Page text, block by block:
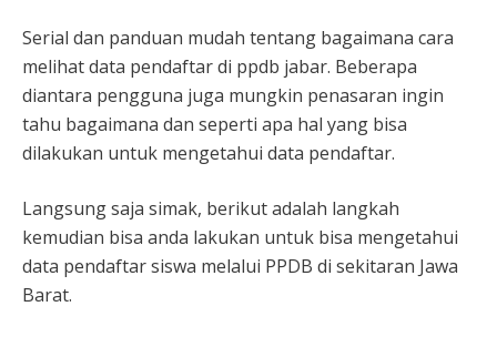
Serial dan panduan mudah tentang bagaimana cara
melihat data pendaftar di ppdb jabar. Beberapa
diantara pengguna juga mungkin penasaran ingin
tahu bagaimana dan seperti apa hal yang bisa
dilakukan untuk mengetahui data pendaftar.
Langsung saja simak, berikut adalah langkah
kemudian bisa anda lakukan untuk bisa mengetahui
data pendaftar siswa melalui PPDB di sekitaran Jawa
Barat.